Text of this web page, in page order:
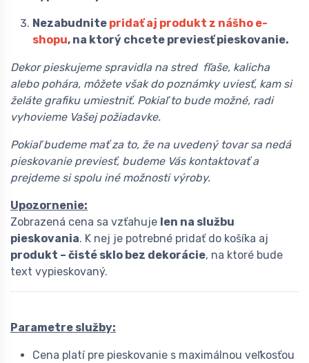
Nezabudnite pridať aj produkt z nášho e-
shopu, na ktorý chcete previesť pieskovanie.
Dekor pieskujeme spravidla na stred fľaše, kalicha
alebo pohára, môžete však do poznámky uviesť, kam si
želáte grafiku umiestniť. Pokiaľ to bude možné, radi
vyhovieme Vašej požiadavke.
Pokiaľ budeme mať za to, že na uvedený tovar sa nedá
pieskovanie previesť, budeme Vás kontaktovať a
prejdeme si spolu iné možnosti výroby.
Upozornenie:
Zobrazená cena sa vzťahuje len na službu
pieskovania. K nej je potrebné pridať do košíka aj
produkt – čisté sklo bez dekorácie, na ktoré bude
text vypieskovaný.
Parametre služby:
Cena platí pre pieskovanie s maximálnou veľkosťou